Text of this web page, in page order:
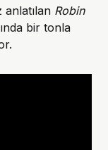
anlatılan Robin
bir tonla